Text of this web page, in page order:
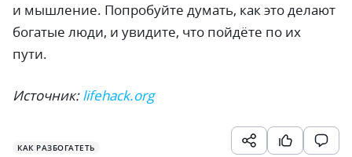
и мышление. Попробуйте думать, как это делают
богатые люди, и увидите, что пойдёте по их
пути.
Источник:lifehack.org
КАК РАЗБОГАТЕТЬ